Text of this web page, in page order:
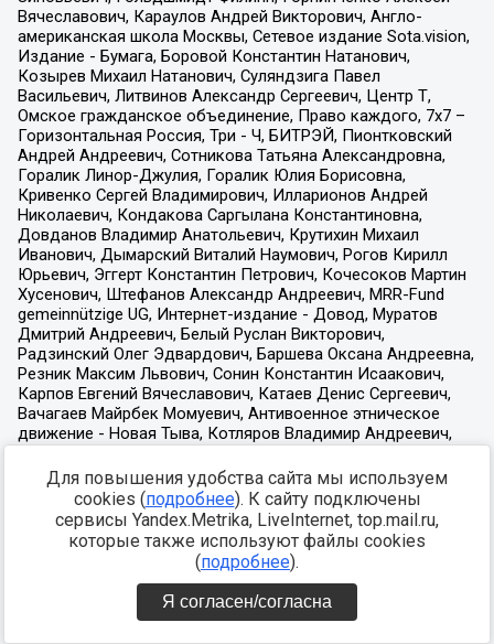
Для повышения удобства сайта мы используем
cookies (подробнее). К сайту подключены
сервисы Yandex.Metrika, LiveInternet, top.mail.ru,
которые также используют файлы cookies
(подробнее).
Я согласен/согласна